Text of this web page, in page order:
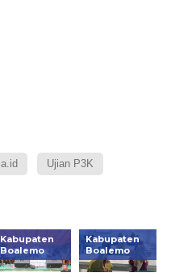
Ujian P3K
Kabupaten
Boalemo
Kabupaten
Boalemo